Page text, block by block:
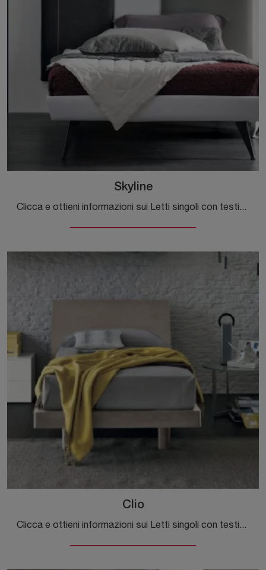
Skyline
Clicca e ottieni informazioni sui Letti singoli con testiera: se cerchi modelli design, il modello Skyline Tomasella fa per te.
Clio
Clicca e ottieni informazioni sui Letti singoli con testiera: se sei alla ricerca di modelli moderni, il modello Clio Tomasella fa per te.